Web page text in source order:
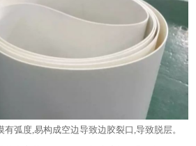
有弧度,易构成空边导致边胶裂口 ,导致脱层。